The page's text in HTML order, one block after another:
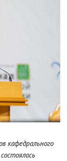
кафедрального